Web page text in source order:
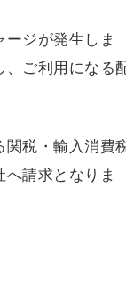
ジが発生しま
、ご利用になる
関税・輸入消費
請求となりま